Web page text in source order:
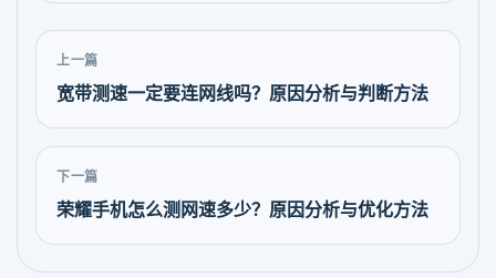
上一篇
宽带测速一定要连网线吗？原因分析与判断方法
下一篇
荣耀手机怎么测网速多少？原因分析与优化方法